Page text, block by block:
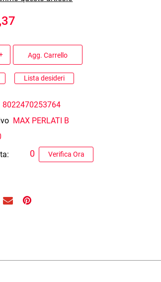
Agg. Carrello
Lista desideri
8022470253764
MAX PERLATI B
Verifica Ora
0